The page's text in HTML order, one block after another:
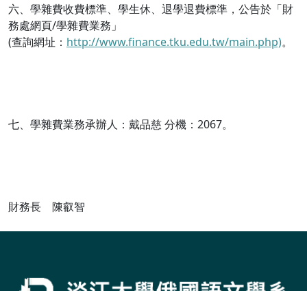
六、學雜費收費標準、學生休、退學退費標準，公告於「財
務處網頁/學雜費業務」
(查詢網址： http://www.finance.tku.edu.tw/main.php)。
七、學雜費業務承辦人：戴品慈 分機：2067。
財務長 陳叡智